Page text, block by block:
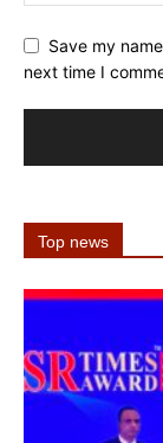
Save my
next time I
Top news